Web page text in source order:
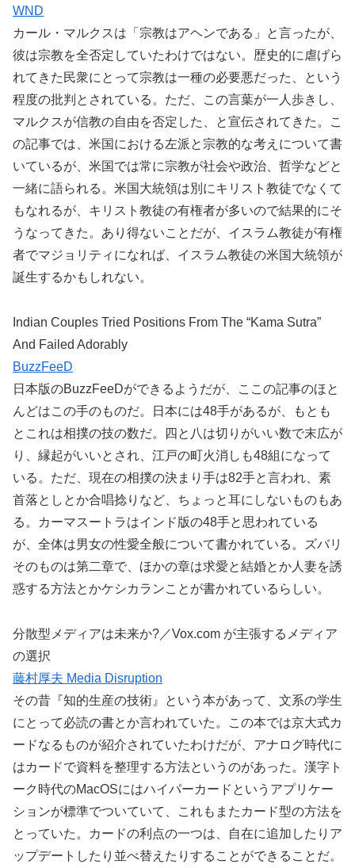
WND
カール・マルクスは「宗教はアヘンである」と言ったが、
彼は宗教を全否定していたわけではない。歴史的に虐げら
れてきた民衆にとって宗教は一種の必要悪だった、という
程度の批判とされている。ただ、この言葉が一人歩きし、
マルクスが信教の自由を否定した、と宣伝されてきた。こ
の記事では、米国における左派と宗教的な考えについて書
いているが、米国では常に宗教が社会や政治、哲学などと
一緒に語られる。米国大統領は別にキリスト教徒でなくて
もなれるが、キリスト教徒の有権者が多いので結果的にそ
うなってきた。あり得ないことだが、イスラム教徒が有権
者でマジョリティになれば、イスラム教徒の米国大統領が
誕生するかもしれない。
Indian Couples Tried Positions From The “Kama Sutra”
And Failed Adorably
BuzzFeeD
日本版のBuzzFeeDができるようだが、ここの記事のほと
んどはこの手のものだ。日本には48手があるが、もとも
とこれは相撲の技の数だ。四と八は切りがいい数で末広が
り、縁起がいいとされ、江戸の町火消しも48組になって
いる。ただ、現在の相撲の決まり手は82手と言われ、素
首落としとか合唱捻りなど、ちょっと耳にしないものもあ
る。カーマスートラはインド版の48手と思われている
が、全体は男女の性愛全般について書かれている。ズバリ
そのものは第二章で、ほかの章は求愛と結婚とか人妻を誘
惑する方法とかケシカランことが書かれているらしい。
分散型メディアは未来か?／Vox.com が主張するメディア
の選択
藤村厚夫 Media Disruption
その昔『知的生産の技術』という本があって、文系の学生
にとって必読の書とか言われていた。この本では京大式カ
ードなるものが紹介されていたわけだが、アナログ時代に
はカードで資料を整理する方法というのがあった。漢字ト
ーク時代のMacOSにはハイパーカードというアプリケー
ションが標準でついていて、これもまたカード型の方法を
とっていた。カードの利点の一つは、自在に追加したりア
ップデートしたり並べ替えたりすることができることだ。